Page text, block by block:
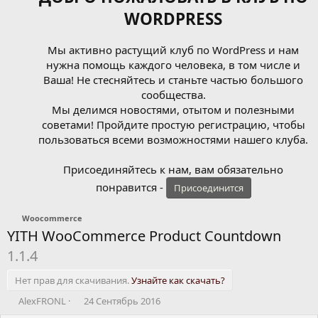
WORDPRESS
Мы активно растущий клуб по WordPress и нам
нужна помощь каждого человека, в том числе и
Ваша! Не стесняйтесь и станьте частью большого
сообщества.
Мы делимся новостями, отытом и полезными
советами! Пройдите простую регистрацию, чтобы
пользоваться всеми возможностями нашего клуба.
Присоединяйтесь к нам, вам обязательно
понравится -
Присоединится
Woocommerce
YITH WooCommerce Product Countdown
1.1.4
Нет прав для скачивания.Узнайте как скачать?
А
AlexFRONL
Д
24 Сентябрь 2016